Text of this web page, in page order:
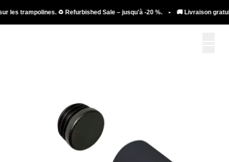
trampolines. ♻️ Refurbished Sale – jusqu'à -20 %. • 🚚 Livraison